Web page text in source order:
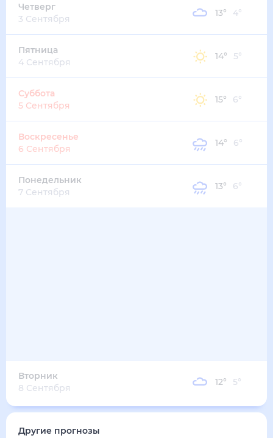
Четверг
3 Сентября
13° 4°
Пятница
4 Сентября
14° 5°
Суббота
5 Сентября
15° 6°
Воскресенье
6 Сентября
14° 6°
Понедельник
7 Сентября
13° 6°
Вторник
8 Сентября
12° 5°
Другие прогнозы